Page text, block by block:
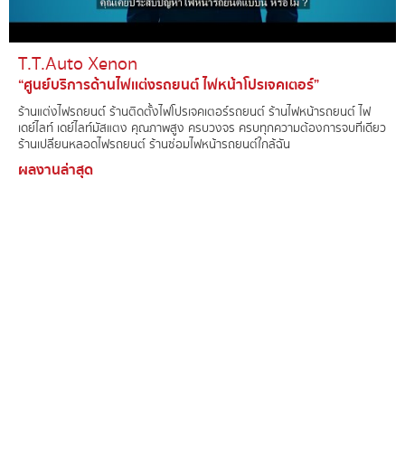
T.T.Auto Xenon​
“ศูนย์บริการด้านไฟเเต่งรถยนต์ ไฟหน้าโปรเจคเตอร์”
ร้านแต่งไฟรถยนต์์ ร้านติดตั้งไฟโปรเจคเตอร์รถยนต์ ร้านไฟหน้ารถยนต์ ไฟ
เดย์ไลท์ เดย์ไลท์มัสแตง คุณภาพสูง ครบวงจร ครบทุกความต้องการจบที่เดียว
ร้านเปลี่ยนหลอดไฟรถยนต์ ร้านซ่อมไฟหน้ารถยนต์ใกล้ฉัน
ผลงานล่าสุด